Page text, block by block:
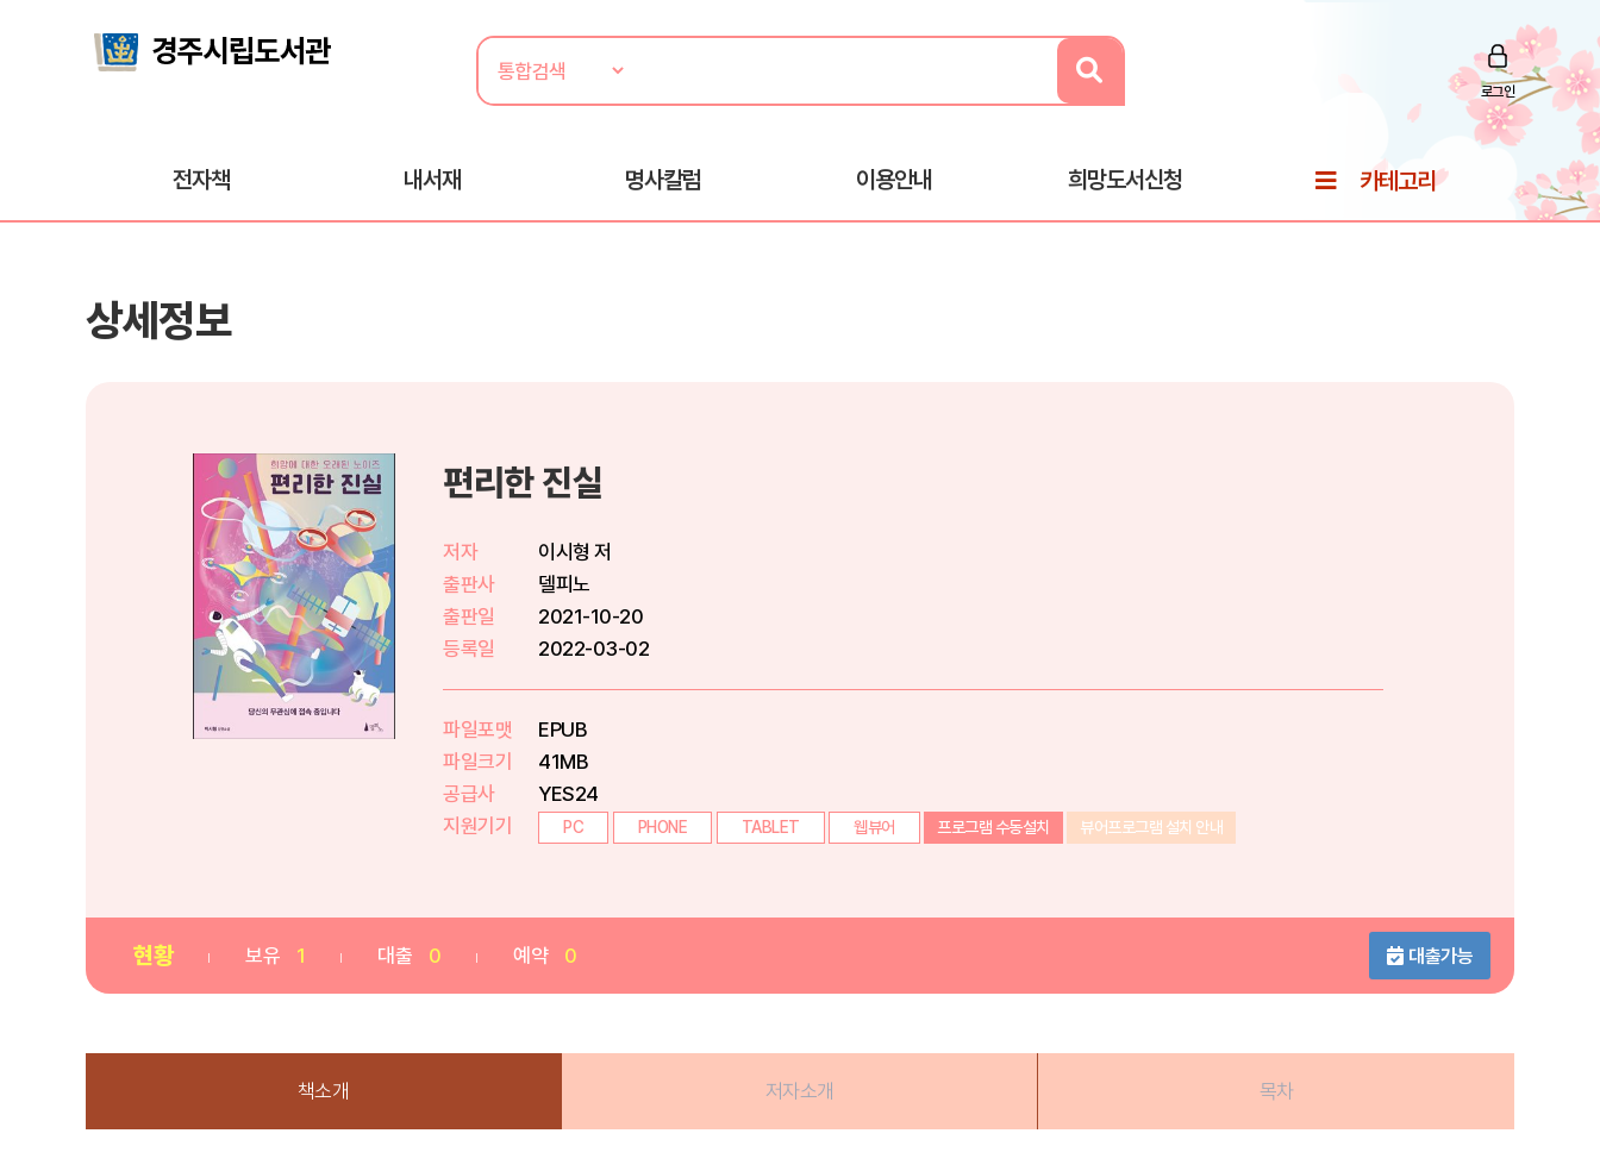
로그인
전자책 내서재 명사칼럼 이용안내 희망도서신청 카테고리
상세정보
편리한 진실
저자
이시형 저
출판사
델피노
출판일
2021-10-20
등록일
2022-03-02
파일포맷
EPUB
파일크기
41MB
공급사
YES24
지원기기
PC PHONE TABLET 웹뷰어 프로그램 수동설치 뷰어프로그램 설치 안내
현황 보유 1 대출 0 예약 0 대출가능
책소개 저자소개 목차